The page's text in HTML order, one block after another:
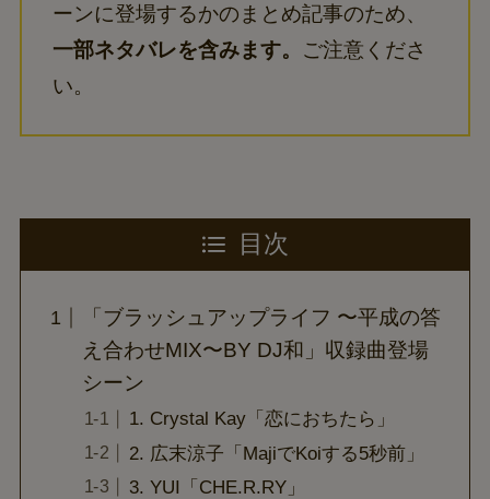
ーンに登場するかのまとめ記事のため、
一部ネタバレを含みます。 ご注意くださ
い。
目次
「ブラッシュアップライフ 〜平成の答
え合わせMIX〜BY DJ和」収録曲登場
シーン
1. Crystal Kay「恋におちたら」
2. 広末涼子「MajiでKoiする5秒前」
3. YUI「CHE.R.RY」